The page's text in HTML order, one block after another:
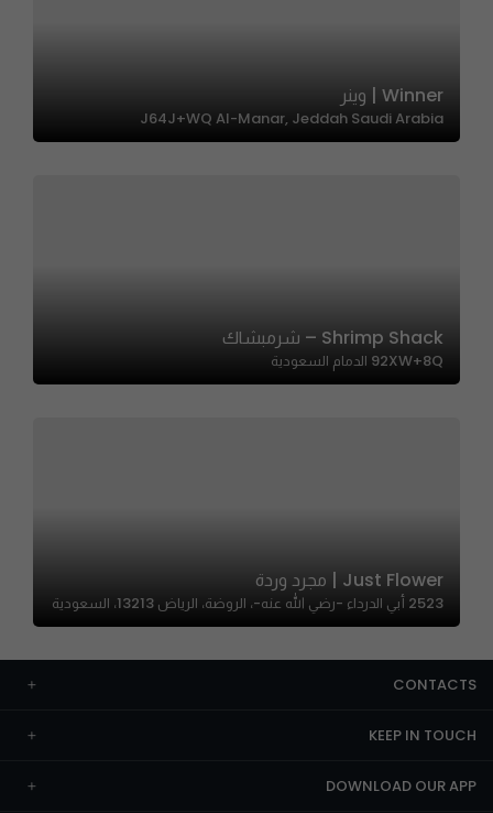
Winner | وينر
J64J+WQ Al-Manar, Jeddah Saudi Arabia
Shrimp Shack – شرمبشاك
92XW+8Q الدمام السعودية
Just Flower | مجرد وردة
2523 أبي الدرداء -رضي الله عنه-، الروضة، الرياض 13213، السعودية
CONTACTS
KEEP IN TOUCH
DOWNLOAD OUR APP